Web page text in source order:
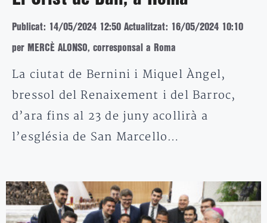
Publicat: 14/05/2024 12:50 Actualitzat: 16/05/2024 10:10
per MERCÈ ALONSO, corresponsal a Roma
La ciutat de Bernini i Miquel Àngel,
bressol del Renaixement i del Barroc,
d’ara fins al 23 de juny acollirà a
l’església de San Marcello…